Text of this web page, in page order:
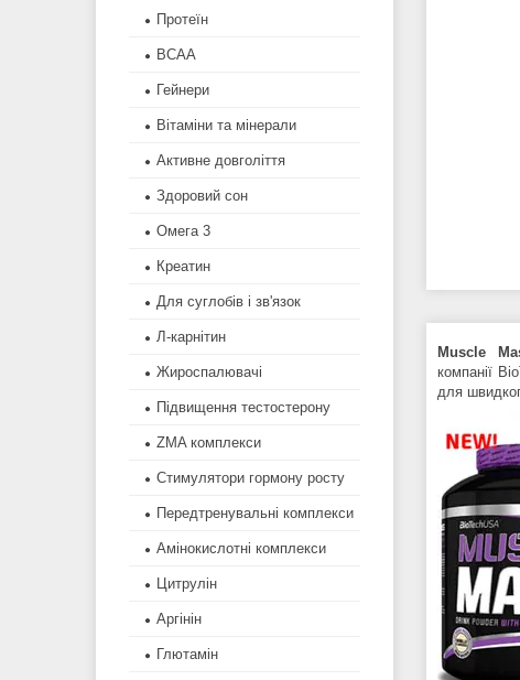
Muscle
компанії
для
Протеїн
BCAA
Гейнери
Вітаміни та мінерали
Активне довголіття
Здоровий сон
Омега 3
Креатин
Для суглобів і зв'язок
Л-карнітин
Жироспалювачі
Підвищення тестостерону
ZMA комплекси
Стимулятори гормону росту
Передтренувальні комплекси
Амінокислотні комплекси
Цитрулін
Аргінін
Глютамін